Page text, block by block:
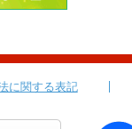
に関する表記